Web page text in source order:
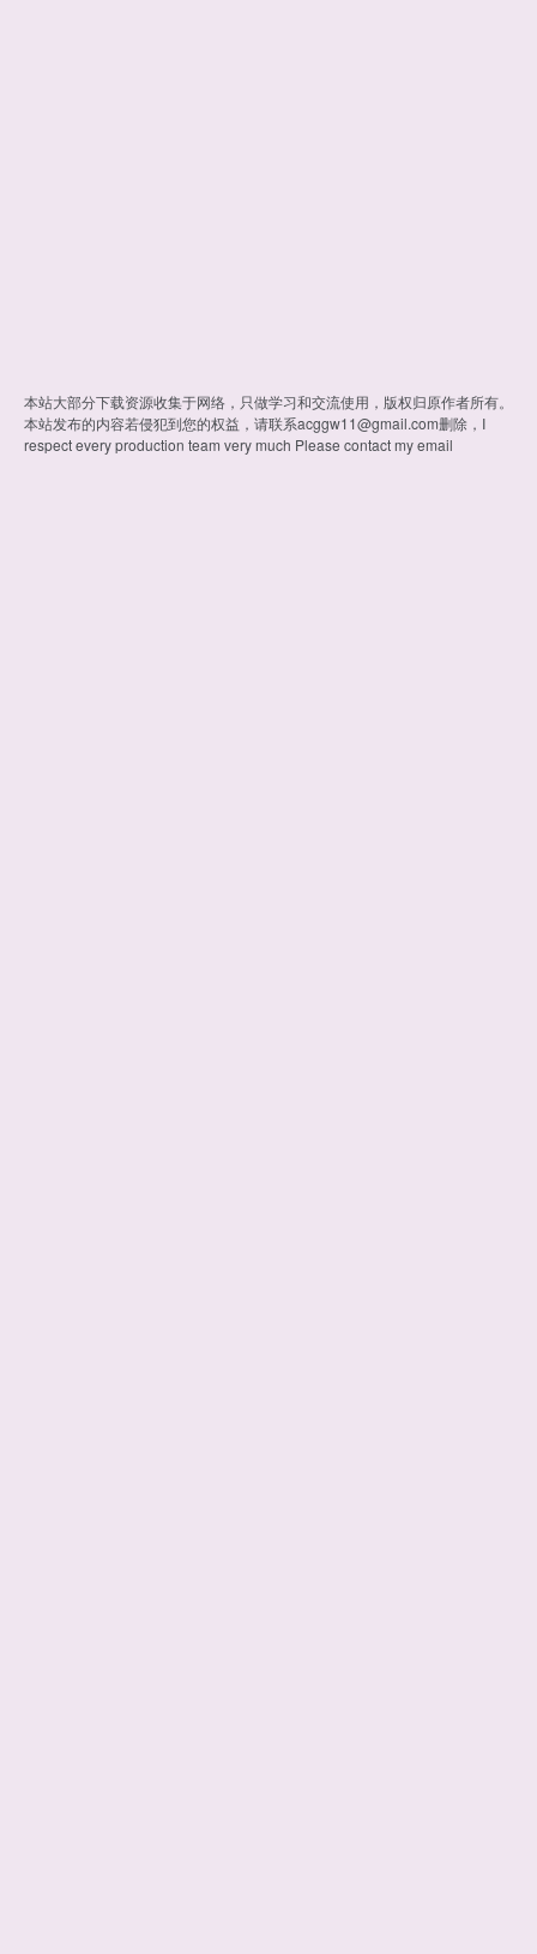
本站大部分下载资源收集于网络，只做学习和交流使用，版权归原作者所有。
本站发布的内容若侵犯到您的权益，请联系acggw11@gmail.com删除，I
respect every production team very much Please contact my email